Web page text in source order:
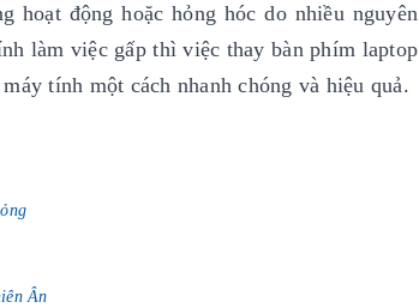
hoạt động hoặc hỏng hóc do nhiều nguyên
làm việc gấp thì việc thay bàn phím laptop
tính một cách nhanh chóng và hiệu quả.
Ân